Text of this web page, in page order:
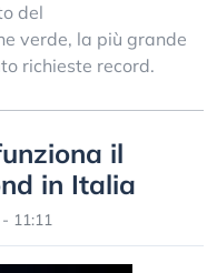
del
verde, la più grande
richieste record.
il
in Italia
11:11